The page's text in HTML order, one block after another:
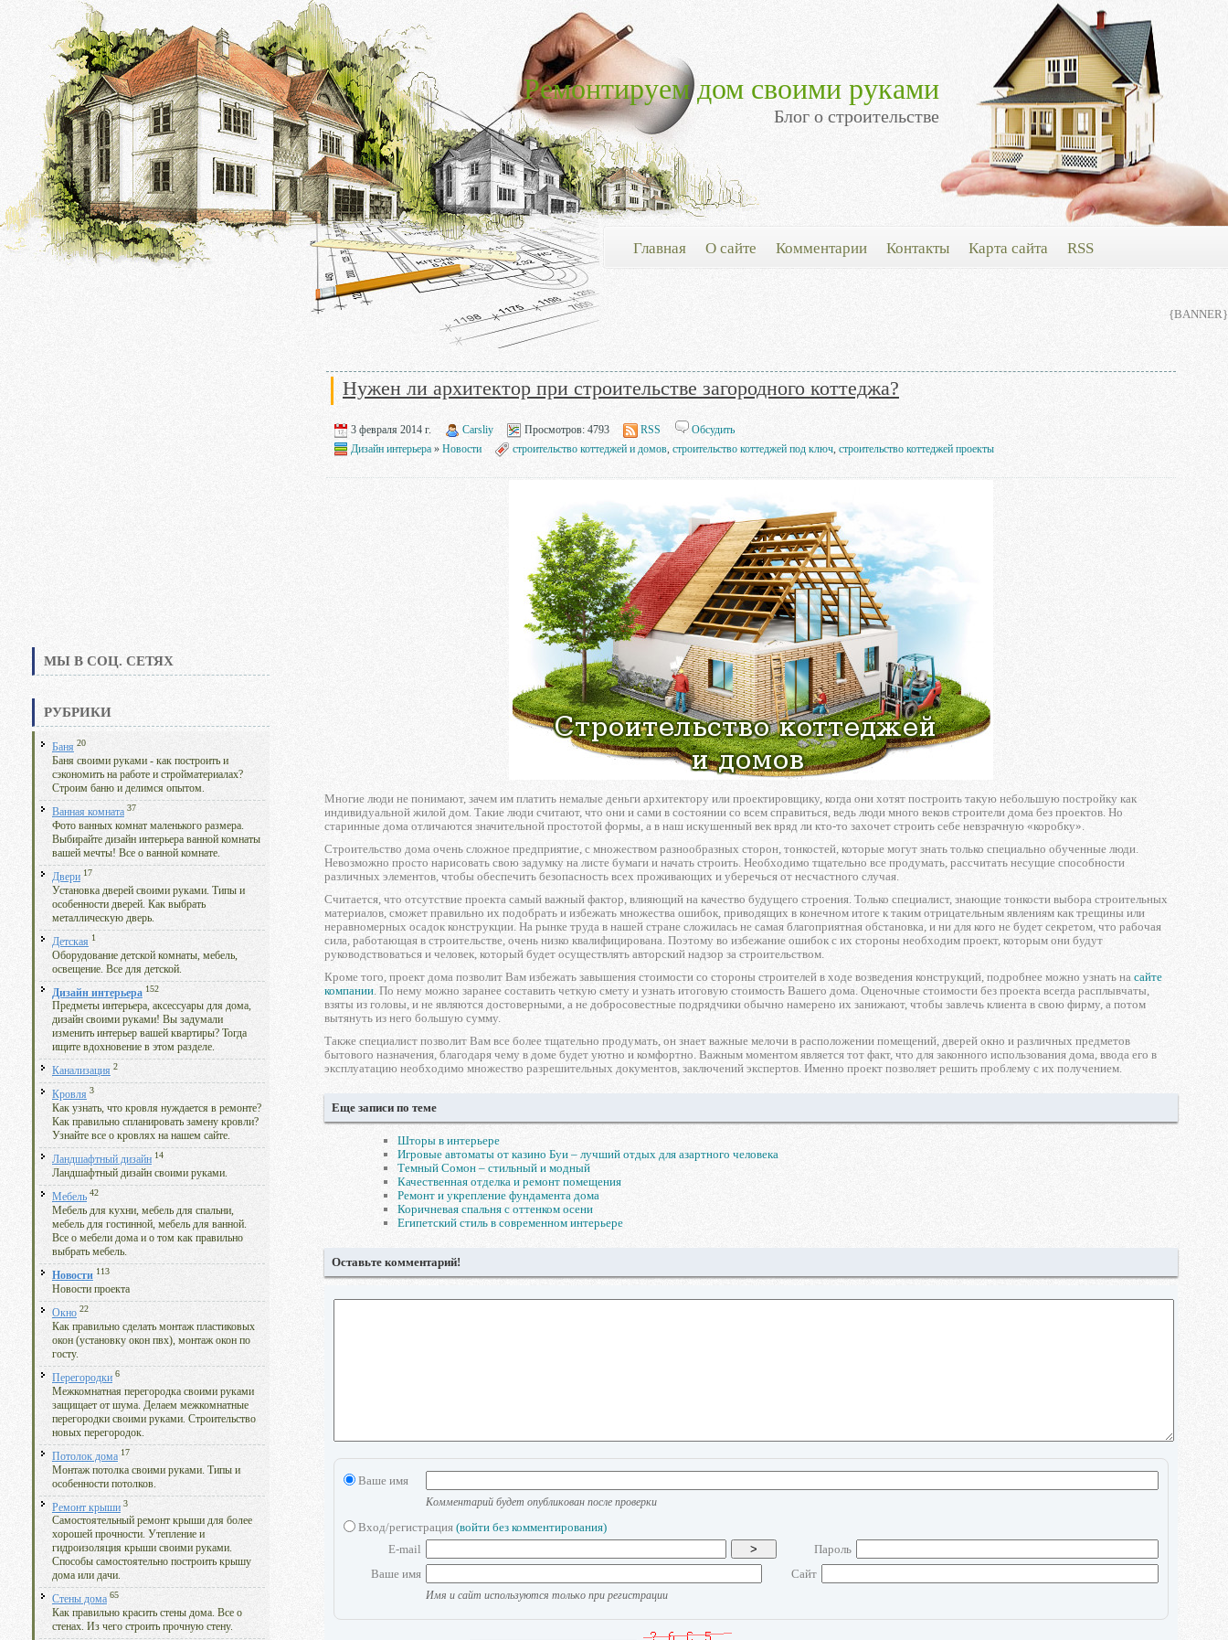
Ремонтируем дом своими руками
Блог о строительстве
Главная О сайте Комментарии Контакты Карта сайта RSS
{BANNER}
МЫ В СОЦ. СЕТЯХ
РУБРИКИ
Баня 20
Баня своими руками - как построить и
сэкономить на работе и стройматериалах?
Строим баню и делимся опытом.
Ванная комната 37
Фото ванных комнат маленького размера.
Выбирайте дизайн интерьера ванной комнаты
вашей мечты! Все о ванной комнате.
Двери 17
Установка дверей своими руками. Типы и
особенности дверей. Как выбрать
металлическую дверь.
Детская 1
Оборудование детской комнаты, мебель,
освещение. Все для детской.
Дизайн интерьера 152
Предметы интерьера, аксессуары для дома,
дизайн своими руками! Вы задумали
изменить интерьер вашей квартиры? Тогда
ищите вдохновение в этом разделе.
Канализация 2
Кровля 3
Как узнать, что кровля нуждается в ремонте?
Как правильно спланировать замену кровли?
Узнайте все о кровлях на нашем сайте.
Ландшафтный дизайн 14
Ландшафтный дизайн своими руками.
Мебель 42
Мебель для кухни, мебель для спальни,
мебель для гостинной, мебель для ванной.
Все о мебели дома и о том как правильно
выбрать мебель.
Новости 113
Новости проекта
Окно 22
Как правильно сделать монтаж пластиковых
окон (установку окон пвх), монтаж окон по
госту.
Перегородки 6
Межкомнатная перегородка своими руками
защищает от шума. Делаем межкомнатные
перегородки своими руками. Строительство
новых перегородок.
Потолок дома 17
Монтаж потолка своими руками. Типы и
особенности потолков.
Ремонт крыши 3
Самостоятельный ремонт крыши для более
хорошей прочности. Утепление и
гидроизоляция крыши своими руками.
Способы самостоятельно построить крышу
дома или дачи.
Стены дома 65
Как правильно красить стены дома. Все о
стенах. Из чего строить прочную стену.
Нужен ли архитектор при строительстве загородного коттеджа?
3 февраля 2014 г. Carsliy Просмотров: 4793 RSS
Обсудить
Дизайн интерьера » Новости строительство коттеджей и домов, строительство коттеджей под ключ, строительство коттеджей проекты
Многие люди не понимают, зачем им платить немалые деньги архитектору или проектировщику, когда они хотят построить такую небольшую постройку как
индивидуальной жилой дом. Такие люди считают, что они и сами в состоянии со всем справиться, ведь люди много веков строители дома без проектов. Но
старинные дома отличаются значительной простотой формы, а в наш искушенный век вряд ли кто-то захочет строить себе невзрачную «коробку».
Строительство дома очень сложное предприятие, с множеством разнообразных сторон, тонкостей, которые могут знать только специально обученные люди.
Невозможно просто нарисовать свою задумку на листе бумаги и начать строить. Необходимо тщательно все продумать, рассчитать несущие способности
различных элементов, чтобы обеспечить безопасность всех проживающих и уберечься от несчастного случая.
Считается, что отсутствие проекта самый важный фактор, влияющий на качество будущего строения. Только специалист, знающие тонкости выбора строительных
материалов, сможет правильно их подобрать и избежать множества ошибок, приводящих в конечном итоге к таким отрицательным явлениям как трещины или
неравномерных осадок конструкции. На рынке труда в нашей стране сложилась не самая благоприятная обстановка, и ни для кого не будет секретом, что рабочая
сила, работающая в строительстве, очень низко квалифицирована. Поэтому во избежание ошибок с их стороны необходим проект, которым они будут
руководствоваться и человек, который будет осуществлять авторский надзор за строительством.
Кроме того, проект дома позволит Вам избежать завышения стоимости со стороны строителей в ходе возведения конструкций, подробнее можно узнать на сайте
компании. По нему можно заранее составить четкую смету и узнать итоговую стоимость Вашего дома. Оценочные стоимости без проекта всегда расплывчаты,
взяты из головы, и не являются достоверными, а не добросовестные подрядчики обычно намерено их занижают, чтобы завлечь клиента в свою фирму, а потом
вытянуть из него большую сумму.
Также специалист позволит Вам все более тщательно продумать, он знает важные мелочи в расположении помещений, дверей окно и различных предметов
бытового назначения, благодаря чему в доме будет уютно и комфортно. Важным моментом является тот факт, что для законного использования дома, ввода его в
эксплуатацию необходимо множество разрешительных документов, заключений экспертов. Именно проект позволяет решить проблему с их получением.
Еще записи по теме
Шторы в интерьере
Игровые автоматы от казино Буи – лучший отдых для азартного человека
Темный Сомон – стильный и модный
Качественная отделка и ремонт помещения
Ремонт и укрепление фундамента дома
Коричневая спальня с оттенком осени
Египетский стиль в современном интерьере
Оставьте комментарий!
Ваше имя
Комментарий будет опубликован после проверки
Вход/регистрация (войти без комментирования)
E-mail
>
Пароль
Ваше имя
Сайт
Имя и сайт используются только при регистрации